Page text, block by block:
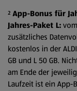
²App-Bonus für
Jahres-Paket L:
zusätzliches
kostenlos in der
GB und L 50 GB.
am Ende der
Laufzeit ist ein